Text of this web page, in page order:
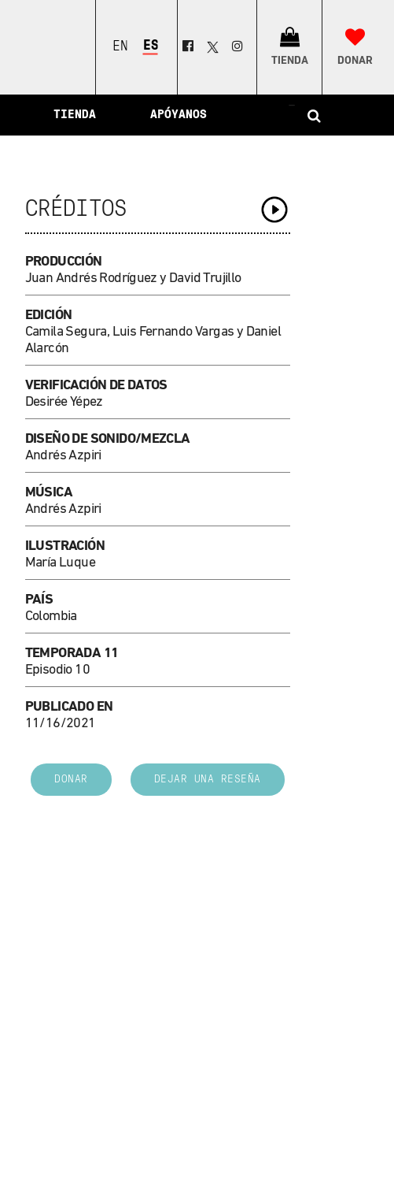
ENGLISHESPAÑOL
TIENDA DONAR
TIENDA APÓYANOS
–
CRÉDITOS
PRODUCCIÓN
Juan Andrés Rodríguez y David Trujillo
EDICIÓN
Camila Segura, Luis Fernando Vargas y Daniel
Alarcón
VERIFICACIÓN DE DATOS
Desirée Yépez
DISEÑO DE SONIDO/MEZCLA
Andrés Azpiri
MÚSICA
Andrés Azpiri
ILUSTRACIÓN
María Luque
PAÍS
Colombia
TEMPORADA 11
Episodio 10
PUBLICADO EN
11/16/2021
DONAR DEJAR UNA RESEÑA